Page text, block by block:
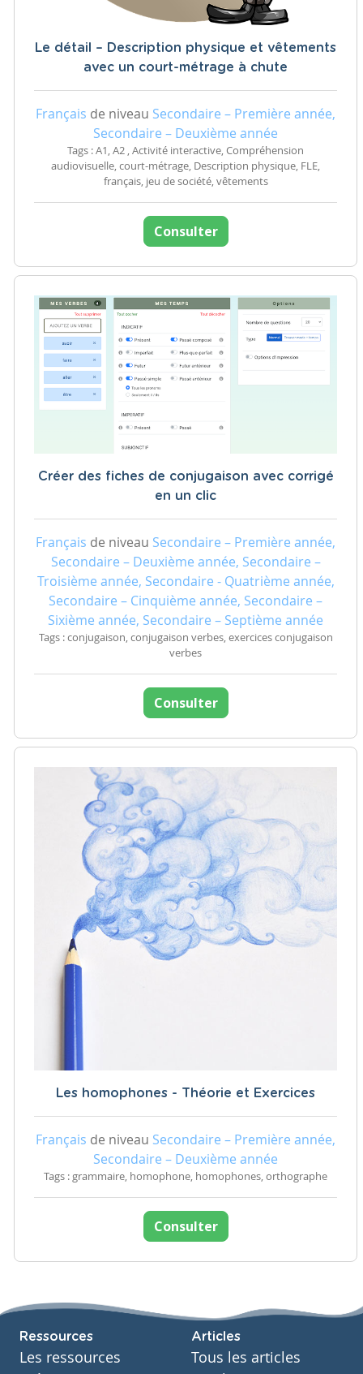
Le détail – Description physique et vêtements
avec un court-métrage à chute
Français de niveau Secondaire – Première année,
Secondaire – Deuxième année
Tags : A1, A2 , Activité interactive, Compréhension
audiovisuelle, court-métrage, Description physique, FLE,
français, jeu de société, vêtements
Consulter
Créer des fiches de conjugaison avec corrigé
en un clic
Français de niveau Secondaire – Première année,
Secondaire – Deuxième année, Secondaire –
Troisième année, Secondaire - Quatrième année,
Secondaire – Cinquième année, Secondaire –
Sixième année, Secondaire – Septième année
Tags : conjugaison, conjugaison verbes, exercices conjugaison
verbes
Consulter
Les homophones - Théorie et Exercices
Français de niveau Secondaire – Première année,
Secondaire – Deuxième année
Tags : grammaire, homophone, homophones, orthographe
Consulter
Ressources
Les ressources
Articles
Tous les articles